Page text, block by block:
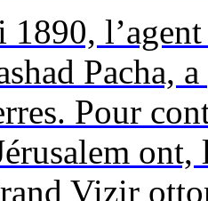
1890,
Pacha,
Pour
Vizir